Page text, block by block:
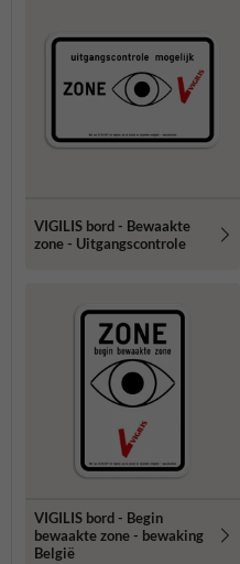
VIGILIS bord - Bewaakte
zone - Uitgangscontrole
VIGILIS bord - Begin
bewaakte zone - bewaking
België